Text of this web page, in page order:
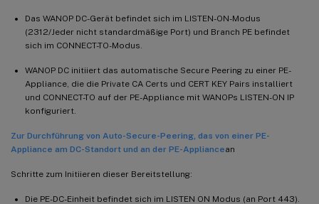
Das WANOP DC-Gerät befindet sich im LISTEN-ON-Modus
(2312/Jeder nicht standardmäßige Port) und Branch PE befindet
sich im CONNECT-TO-Modus.
WANOP DC initiiert das automatische Secure Peering zu einer PE-
Appliance, die die Private CA Certs und CERT KEY Pairs installiert
und CONNECT-TO auf der PE-Appliance mit WANOPs LISTEN-ON IP
konfiguriert.
Zur Durchführung von Auto-Secure-Peering, das von einer PE-
Appliance am DC-Standort und an der PE-Appliancean
Schritte zum Initiieren dieser Bereitstellung:
Die PE-DC-Einheit befindet sich im LISTEN ON Modus (an Port 443).